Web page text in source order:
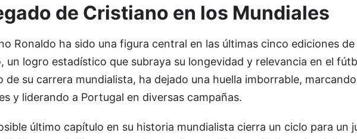
de Cristiano en los Mundiales
Ronaldo ha sido una figura central en las últimas cinco ediciones de
un logro estadístico que subraya su longevidad y relevancia en el
de su carrera mundialista, ha dejado una huella imborrable,
y liderando a Portugal en diversas campañas.
último capítulo en su historia mundialista cierra un ciclo para un